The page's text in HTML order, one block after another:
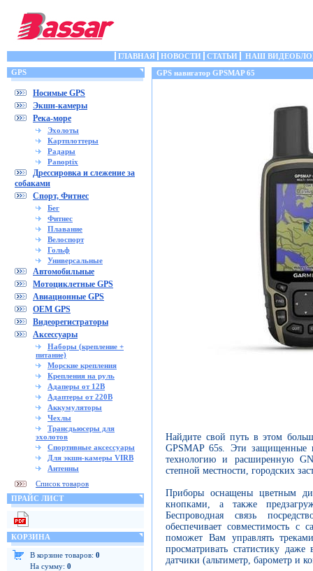
ГЛАВНАЯ НОВОСТИ СТАТЬИ
НАШ
GPS
Носимые GPS
Экшн-камеры
Река-море
Эхолоты
Картплоттеры
Радары
Panoptix
Дрессировка и слежение за
собаками
Спорт, Фитнес
Бег
Фитнес
Плавание
Велоспорт
Гольф
Универсальные
Автомобильные
Мотоциклетные GPS
Авиационные GPS
OEM GPS
Видеорегистраторы
Аксессуары
Наборы (крепление +
питание)
Морские крепления
Крепления на руль
Адаперы от 12В
Адаптеры от 220В
Аккумуляторы
Чехлы
Трансдьюсеры для
эхолотов
Спортивные аксессуары
Для экшн-камеры VIRB
Антенны
Список товаров
ПРАЙС ЛИСТ
КОРЗИНА
В корзине товаров: 0
На сумму: 0
GPS навигатор GPSMAP 65
Найдите свой путь в этом
GPSMAP 65s. Эти защищенные
технологию и расширенную
степной местности, городских
Приборы оснащены цветным
кнопками, а также
Беспроводная связь
обеспечивает совместимость
поможет Вам управлять
просматривать статистику
датчики (альтиметр, барометр и